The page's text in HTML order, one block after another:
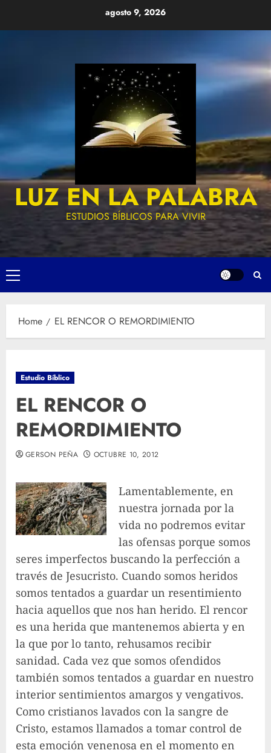
agosto 9, 2026
LUZ EN LA PALABRA
ESTUDIOS BÍBLICOS PARA VIVIR
Primary
Menu
Home EL RENCOR O REMORDIMIENTO
Estudio Bíblico
EL RENCOR O
REMORDIMIENTO
GERSON PEÑA OCTUBRE 10, 2012
Lamentablemente, en
nuestra jornada por la
vida no podremos evitar
las ofensas porque somos
seres imperfectos buscando la perfección a
través de Jesucristo. Cuando somos heridos
somos tentados a guardar un resentimiento
hacia aquellos que nos han herido. El rencor
es una herida que mantenemos abierta y en
la que por lo tanto, rehusamos recibir
sanidad. Cada vez que somos ofendidos
también somos tentados a guardar en nuestro
interior sentimientos amargos y vengativos.
Como cristianos lavados con la sangre de
Cristo, estamos llamados a tomar control de
esta emoción venenosa en el momento en